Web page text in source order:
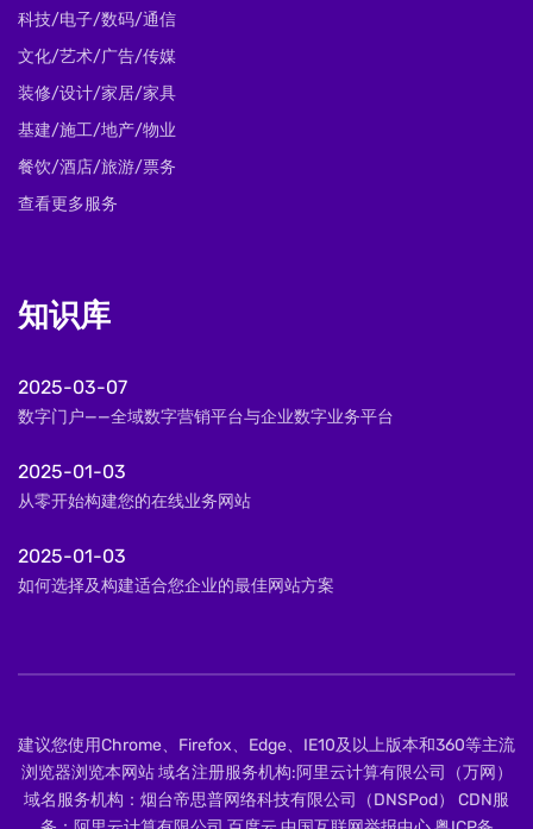
科技/电子/数码/通信
文化/艺术/广告/传媒
装修/设计/家居/家具
基建/施工/地产/物业
餐饮/酒店/旅游/票务
查看更多服务
知识库
2025-03-07
数字门户——全域数字营销平台与企业数字业务平台
2025-01-03
从零开始构建您的在线业务网站
2025-01-03
如何选择及构建适合您企业的最佳网站方案
建议您使用Chrome、Firefox、Edge、IE10及以上版本和360等主流
浏览器浏览本网站 域名注册服务机构:阿里云计算有限公司（万网）
域名服务机构：烟台帝思普网络科技有限公司（DNSPod） CDN服